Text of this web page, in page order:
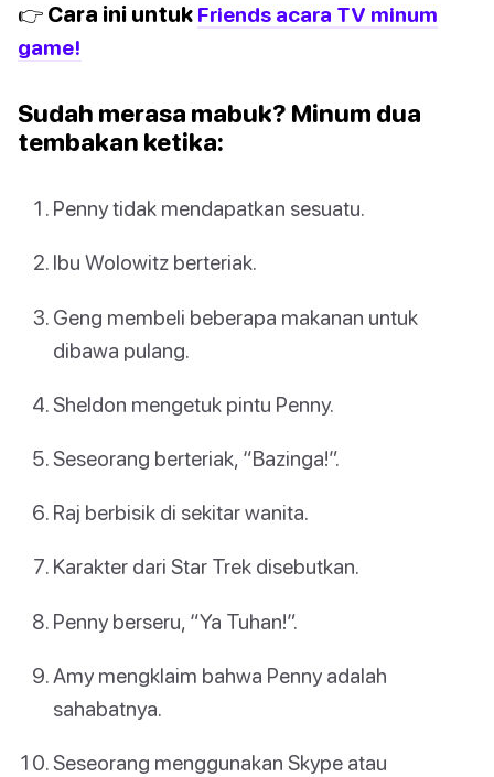
👉 Cara ini untuk Friends acara TV minum
game!
Sudah merasa mabuk? Minum dua
tembakan ketika:
Penny tidak mendapatkan sesuatu.
Ibu Wolowitz berteriak.
Geng membeli beberapa makanan untuk
dibawa pulang.
Sheldon mengetuk pintu Penny.
Seseorang berteriak, “Bazinga!”.
Raj berbisik di sekitar wanita.
Karakter dari Star Trek disebutkan.
Penny berseru, “Ya Tuhan!”.
Amy mengklaim bahwa Penny adalah
sahabatnya.
Seseorang menggunakan Skype atau